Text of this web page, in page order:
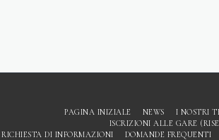
PAGINA INIZIALE NEWS I NOSTRI
ISCRIZIONI ALLE GARE
RICHIESTA DI INFORMAZIONI
DOMANDE FREQUENTI